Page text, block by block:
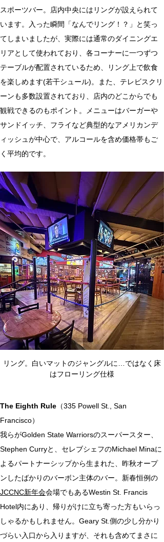
スポーツバー。店内中央にはリングが設えられて
います。入った瞬間「なんでリング！？」と笑っ
てしまいましたが、実際には通常のダイニングエ
リアとして使われており、各コーナーに一つずつ
テーブルが配置されているため、リング上で飲食
を楽しめます(若干シュール)。また、テレビスクリ
ーンも多数設置されており、店内のどこからでも
観戦できるのもポイント。メニューはバーガーや
サンドイッチ、フライなど典型的なアメリカンデ
ィッシュが中心で、アルコールを含め価格帯もご
く平均的です。
リング。白いマットのジャングルに…ではなく床
はフローリング仕様
The Eighth Rule （335 Powell St., San
Francisco）
我らがGolden State Warriorsのスーパースター、
Stephen Curryと、セレブシェフのMichael Minaに
よるパートナーシップから生まれた、昨秋オープ
ンしたばかりのバーボン主体のバー。新春恒例の
JCCNC新年会会場でもあるWestin St. Francis
Hotel内にあり、帰りがけに立ち寄った方もいらっ
しゃるかもしれません。Geary St.側の少し分かり
づらい入口から入りますが、それも含めてまさに